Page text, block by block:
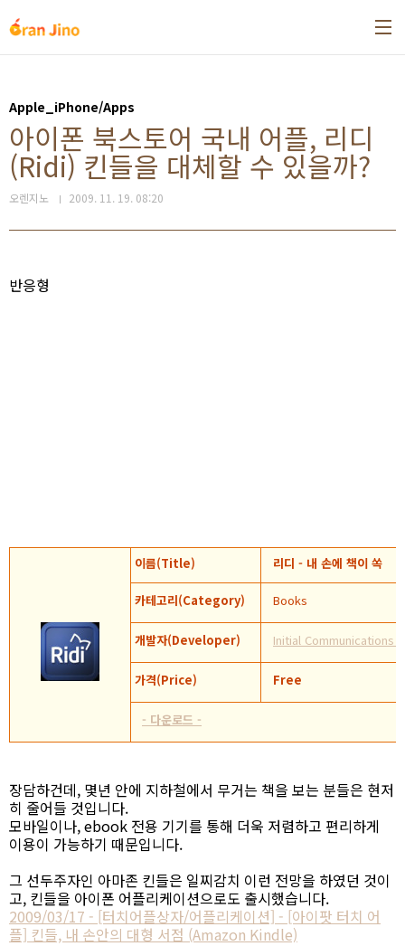
Apple_iPhone/Apps
아이폰 북스토어 국내 어플, 리디
(Ridi) 킨들을 대체할 수 있을까?
오렌지노 2009. 11. 19. 08:20
반응형
이름(Title) 리디 - 내 손에 책이 쏙
카테고리(Category) Books
개발자(Developer) Initial Communications
가격(Price) Free
- 다운로드 -
장담하건데, 몇년 안에 지하철에서 무거는 책을 보는 분들은 현저
히 줄어들 것입니다.
모바일이나, ebook 전용 기기를 통해 더욱 저렴하고 편리하게
이용이 가능하기 때문입니다.
그 선두주자인 아마존 킨들은 일찌감치 이런 전망을 하였던 것이
고, 킨들을 아이폰 어플리케이션으로도 출시했습니다.
2009/03/17 - [터치어플상자/어플리케이션] - [아이팟 터치 어
플] 킨들, 내 손안의 대형 서점 (Amazon Kindle)